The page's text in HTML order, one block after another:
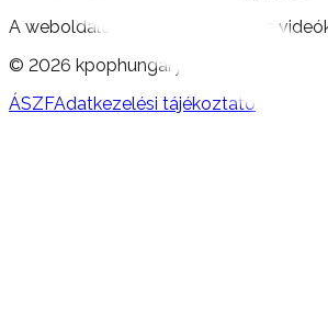
A weboldalon található képek és
© 2026 kpophungary.com – Minden
ÁSZFAdatkezelési tájékoztató